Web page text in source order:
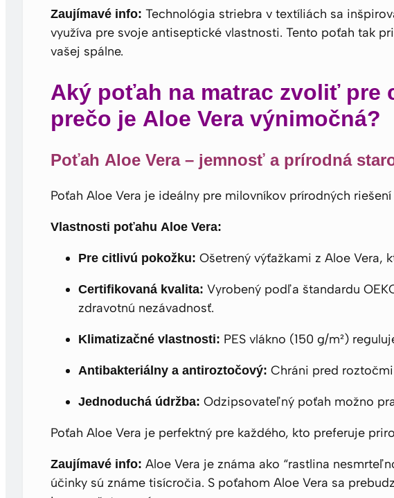
Zaujímavé info: Technológia striebra v textíliách sa
využíva pre svoje antiseptické vlastnosti. Tento poťah tak
vašej spálne.
Aký poťah na matrac zvoliť pre
prečo je Aloe Vera výnimočná?
Poťah Aloe Vera – jemnosť a prírodná
Poťah Aloe Vera je ideálny pre milovníkov prírodných
Vlastnosti poťahu Aloe Vera:
Pre citlivú pokožku: Ošetrený výťažkami z Aloe Vera,
Certifikovaná kvalita: Vyrobený podľa štandardu
zdravotnú nezávadnosť.
Klimatizačné vlastnosti: PES vlákno (150 g/m²)
Antibakteriálny a antiroztočový: Chráni pred
Jednoduchá údržba: Odzipsovateľný poťah možno
Poťah Aloe Vera je perfektný pre každého, kto preferuje
Zaujímavé info: Aloe Vera je známa ako “rastlina
účinky sú známe tisícročia. S poťahom Aloe Vera sa